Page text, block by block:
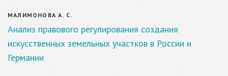
МАЛИМОНОВА А. С.
Анализ правового регулирования создания
искусственных земельных участков в России и
Германии